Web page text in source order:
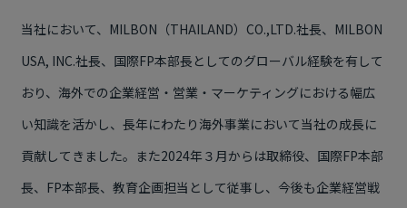
当社において、MILBON（THAILAND）CO.,LTD.社長、MILBON
USA, INC.社長、国際FP本部長としてのグローバル経験を有して
おり、海外での企業経営・営業・マーケティングにおける幅広
い知識を活かし、長年にわたり海外事業において当社の成長に
貢献してきました。また2024年３月からは取締役、国際FP本部
長、FP本部長、教育企画担当として従事し、今後も企業経営戦